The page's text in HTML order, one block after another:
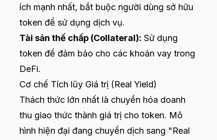
ích mạnh nhất, bắt buộc người dùng sở hữu
token để sử dụng dịch vụ.
Tài sản thế chấp (Collateral): Sử dụng
token để đảm bảo cho các khoản vay trong
DeFi.
Cơ chế Tích lũy Giá trị (Real Yield)
Thách thức lớn nhất là chuyển hóa doanh
thu giao thức thành giá trị cho token. Mô
hình hiện đại đang chuyển dịch sang "Real